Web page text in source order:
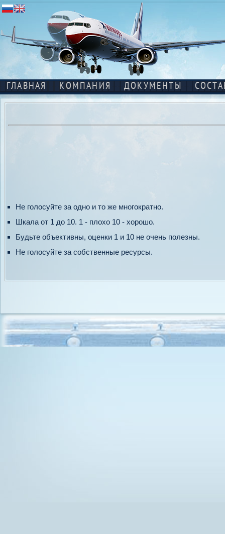
ГЛАВНАЯ КОМПАНИЯ ДОКУМЕНТЫ
Не голосуйте за одно и то же многократно.
Шкала от 1 до 10. 1 - плохо 10 - хорошо.
Будьте объективны, оценки 1 и 10 не очень полезны.
Не голосуйте за собственные ресурсы.